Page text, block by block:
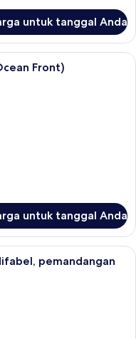
untuk tanggal Anda
Presidensial, 3 kamar tidur
Front)
untuk tanggal Anda
datar, konsol video game,
pemandangan